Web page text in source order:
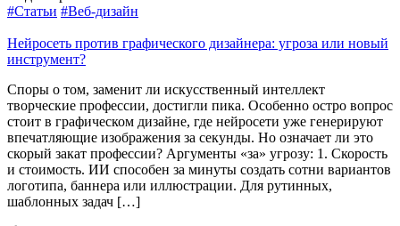
#Статьи #Веб-дизайн
Нейросеть против графического дизайнера: угроза или новый
инструмент?
Споры о том, заменит ли искусственный интеллект
творческие профессии, достигли пика. Особенно остро вопрос
стоит в графическом дизайне, где нейросети уже генерируют
впечатляющие изображения за секунды. Но означает ли это
скорый закат профессии? Аргументы «за» угрозу: 1. Скорость
и стоимость. ИИ способен за минуты создать сотни вариантов
логотипа, баннера или иллюстрации. Для рутинных,
шаблонных задач […]